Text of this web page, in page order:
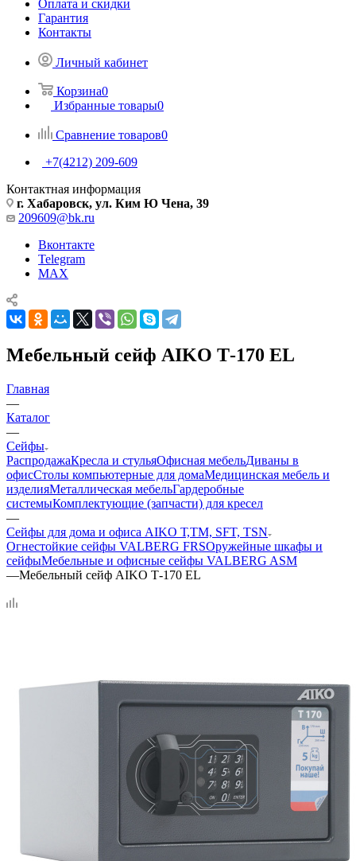
Оплата и скидки
Гарантия
Контакты
Личный кабинет
Корзина0
Избранные товары0
Сравнение товаров0
+7(4212) 209-609
Контактная информация
г. Хабаровск, ул. Ким Ю Чена, 39
209609@bk.ru
Вконтакте
Telegram
MAX
Мебельный сейф AIKO Т-170 EL
Главная
—
Каталог
—
Сейфы
РаспродажаКресла и стульяОфисная мебельДиваны в
офисСтолы компьютерные для домаМедицинская мебель и
изделияМеталлическая мебельГардеробные
системыКомплектующие (запчасти) для кресел
—
Сейфы для дома и офиса AIKO Т,TМ, SFT, TSN
Огнестойкие сейфы VALBERG FRSОружейные шкафы и
сейфыМебельные и офисные сейфы VALBERG ASM
—Мебельный сейф AIKO Т-170 EL